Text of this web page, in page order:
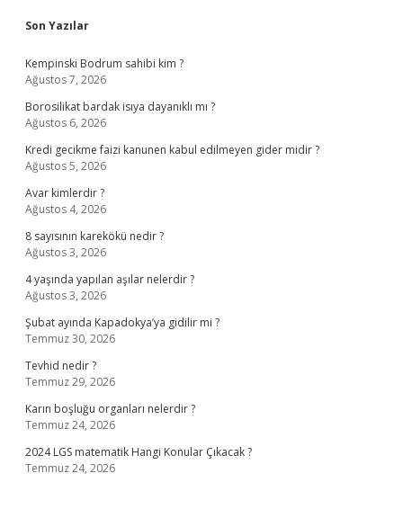
Sidebar
Son Yazılar
Kempinski Bodrum sahibi kim ?
Ağustos 7, 2026
Borosilikat bardak isıya dayanıklı mı ?
Ağustos 6, 2026
Kredi gecikme faizi kanunen kabul edilmeyen gider midir ?
Ağustos 5, 2026
Avar kimlerdir ?
Ağustos 4, 2026
8 sayısının karekökü nedir ?
Ağustos 3, 2026
4 yaşında yapılan aşılar nelerdir ?
Ağustos 3, 2026
Şubat ayında Kapadokya’ya gidilir mi ?
Temmuz 30, 2026
Tevhid nedir ?
Temmuz 29, 2026
Karın boşluğu organları nelerdir ?
Temmuz 24, 2026
2024 LGS matematik Hangi Konular Çıkacak ?
Temmuz 24, 2026